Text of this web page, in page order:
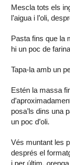
Mescla tots els
l’aigua i l’oli,
Pasta fins que la
hi un poc de
Tapa-la amb un
Estén la massa
posa’ls dins una
un poc d’oli.
Vés muntant les
després el